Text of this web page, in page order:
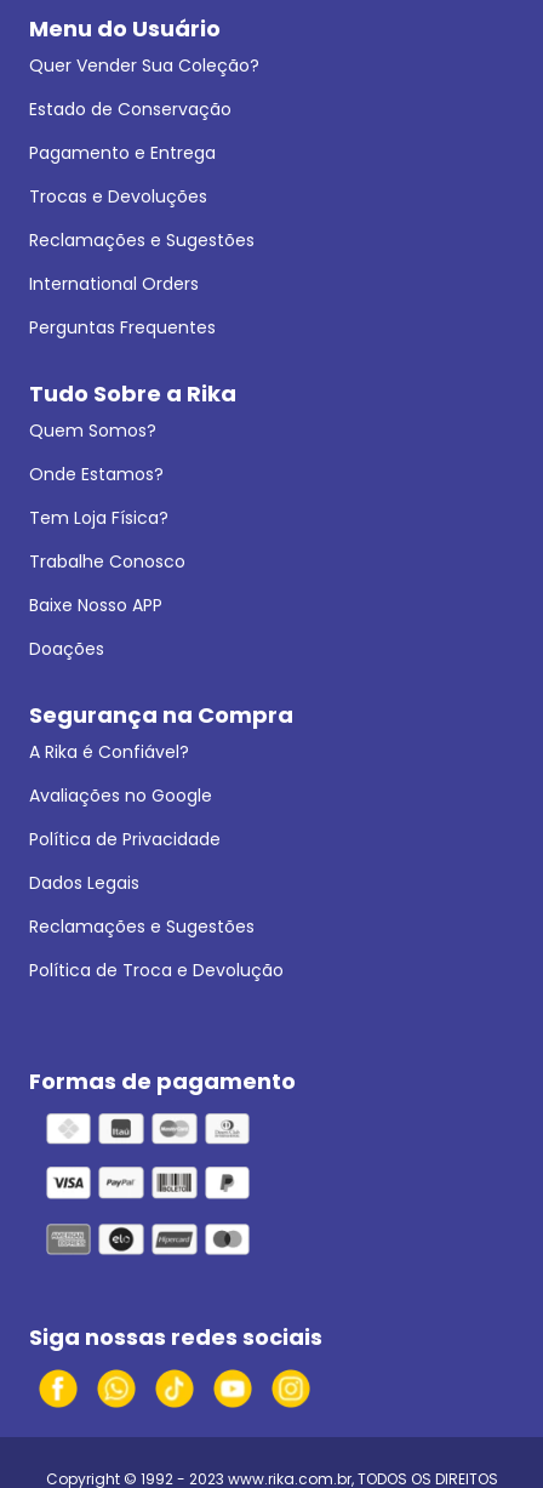
Menu do Usuário
Quer Vender Sua Coleção?
Estado de Conservação
Pagamento e Entrega
Trocas e Devoluções
Reclamações e Sugestões
International Orders
Perguntas Frequentes
Tudo Sobre a Rika
Quem Somos?
Onde Estamos?
Tem Loja Física?
Trabalhe Conosco
Baixe Nosso APP
Doações
Segurança na Compra
A Rika é Confiável?
Avaliações no Google
Política de Privacidade
Dados Legais
Reclamações e Sugestões
Política de Troca e Devolução
Formas de pagamento
Siga nossas redes sociais
Copyright © 1992 - 2023 www.rika.com.br, TODOS OS DIREITOS